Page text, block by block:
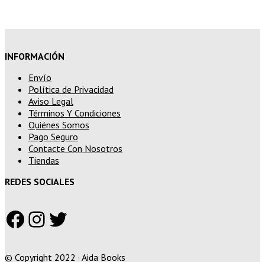
INFORMACIÓN
Envío
Política de Privacidad
Aviso Legal
Términos Y Condiciones
Quiénes Somos
Pago Seguro
Contacte Con Nosotros
Tiendas
REDES SOCIALES
Facebook
Instagram
Twitter
© Copyright 2022 · Aida Books